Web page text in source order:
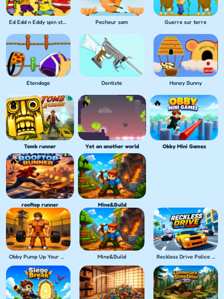
Ed Edd n Eddy spin stadium Pecheur sam Guerre sur terre
Etendage Dentiste Honey Bunny
Tomb runner Yet an another world Obby Mini Games
rooftop runner Mine&Build
Obby Pump Up Your Muscles! 1 per second Mine&Build Reckless Drive Police Pursuit